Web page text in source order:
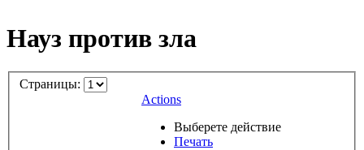
Науз против зла
Страницы:
Actions
Выберете действие
Печать